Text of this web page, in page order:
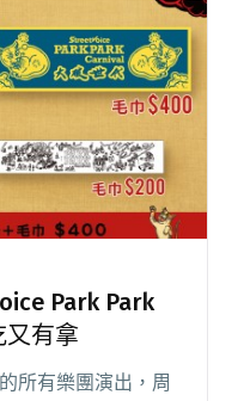
文 "不用花錢買人
按讚數"
Park Park
又有拿
所有樂團演出，周